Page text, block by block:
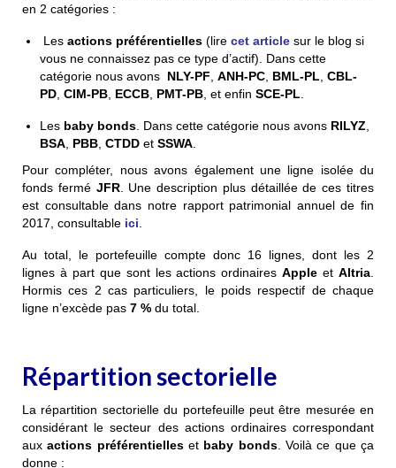
en 2 catégories :
Les actions préférentielles (lire cet article sur le blog si
vous ne connaissez pas ce type d’actif). Dans cette
catégorie nous avons NLY-PF ANH-PC BML-PL CBL-
PD CIM-PB ECCB PMT-PB , et enfin SCE-PL
Les baby bonds . Dans cette catégorie nous avons RILYZ
BSA PBB CTDD et SSWA
Pour compléter, nous avons également une ligne isolée du
fonds fermé JFR. Une description plus détaillée de ces titres
est consultable dans notre rapport patrimonial annuel de fin
2017, consultable ici
Au total, le portefeuille compte donc 16 lignes, dont les 2
lignes à part que sont les actions ordinairesApple etAltria
Hormis ces 2 cas particuliers, le poids respectif de chaque
ligne n’excède pas 7 % du total.
Répartition sectorielle
La répartition sectorielle du portefeuille peut être mesurée en
considérant le secteur des actions ordinaires correspondant
auxactions préférentielleset baby bonds. Voilà ce que ça
donne :